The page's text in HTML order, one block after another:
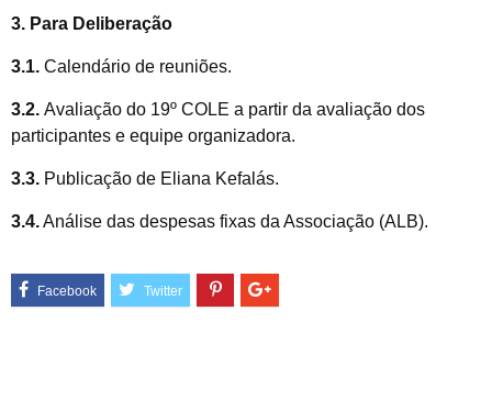
3. Para Deliberação
3.1. Calendário de reuniões.
3.2. Avaliação do 19º COLE a partir da avaliação dos
participantes e equipe organizadora.
3.3. Publicação de Eliana Kefalás.
3.4.Análise das despesas fixas da Associação (ALB).